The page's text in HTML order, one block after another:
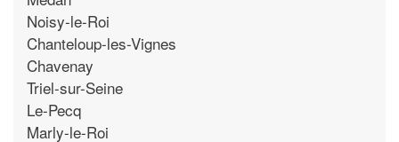
Noisy-le-Roi
Chanteloup-les-Vignes
Chavenay
Triel-sur-Seine
Le-Pecq
Marly-le-Roi